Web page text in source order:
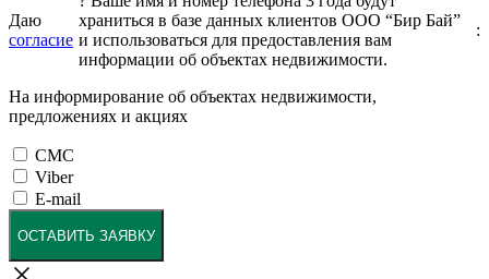
Даю
согласие
храниться в базе данных клиентов ООО “Бир Бай”
и использоваться для предоставления вам
информации об объектах недвижимости.
:
На информирование об объектах недвижимости,
предложениях и акциях
СМС
Viber
E-mail
ОСТАВИТЬ ЗАЯВКУ